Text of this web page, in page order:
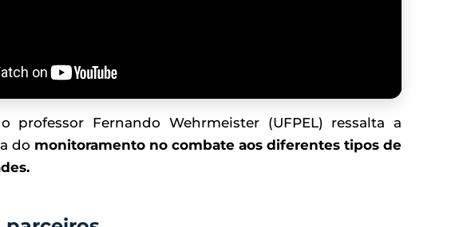
professor Fernando Wehrmeister (UFPEL) ressalta a
do monitoramento no combate aos diferentes tipos de